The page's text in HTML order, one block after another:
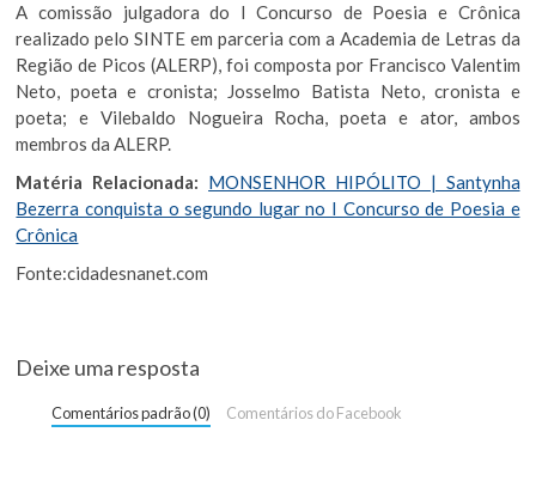
A comissão julgadora do I Concurso de Poesia e Crônica
realizado pelo SINTE em parceria com a Academia de Letras da
Região de Picos (ALERP), foi composta por Francisco Valentim
Neto, poeta e cronista; Josselmo Batista Neto, cronista e
poeta; e Vilebaldo Nogueira Rocha, poeta e ator, ambos
membros da ALERP.
Matéria Relacionada: MONSENHOR HIPÓLITO | Santynha
Bezerra conquista o segundo lugar no I Concurso de Poesia e
Crônica
Fonte:cidadesnanet.com
Deixe uma resposta
Comentários padrão (0) Comentários do Facebook